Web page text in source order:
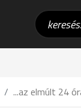
...az elmúlt 24